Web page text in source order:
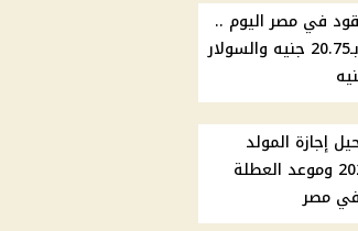
في مصر اليوم ..
بنزين 80 بـ20.75 جنيه والسولار
إجازة المولد
النبوي 2026 وموعد العطلة
مصر